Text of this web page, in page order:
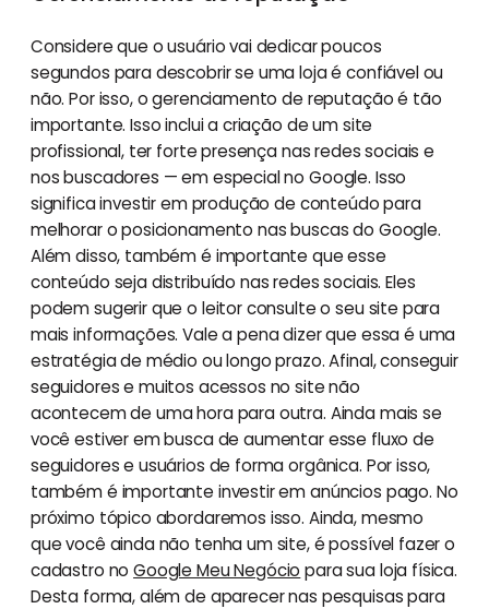
Considere que o usuário vai dedicar poucos
segundos para descobrir se uma loja é confiável ou
não. Por isso, o gerenciamento de reputação é tão
importante. Isso inclui a criação de um site
profissional, ter forte presença nas redes sociais e
nos buscadores — em especial no Google. Isso
significa investir em produção de conteúdo para
melhorar o posicionamento nas buscas do Google.
Além disso, também é importante que esse
conteúdo seja distribuído nas redes sociais. Eles
podem sugerir que o leitor consulte o seu site para
mais informações. Vale a pena dizer que essa é uma
estratégia de médio ou longo prazo. Afinal, conseguir
seguidores e muitos acessos no site não
acontecem de uma hora para outra. Ainda mais se
você estiver em busca de aumentar esse fluxo de
seguidores e usuários de forma orgânica. Por isso,
também é importante investir em anúncios pago. No
próximo tópico abordaremos isso. Ainda, mesmo
que você ainda não tenha um site, é possível fazer o
cadastro noGoogle Meu Negócio para sua loja física.
Desta forma, além de aparecer nas pesquisas para